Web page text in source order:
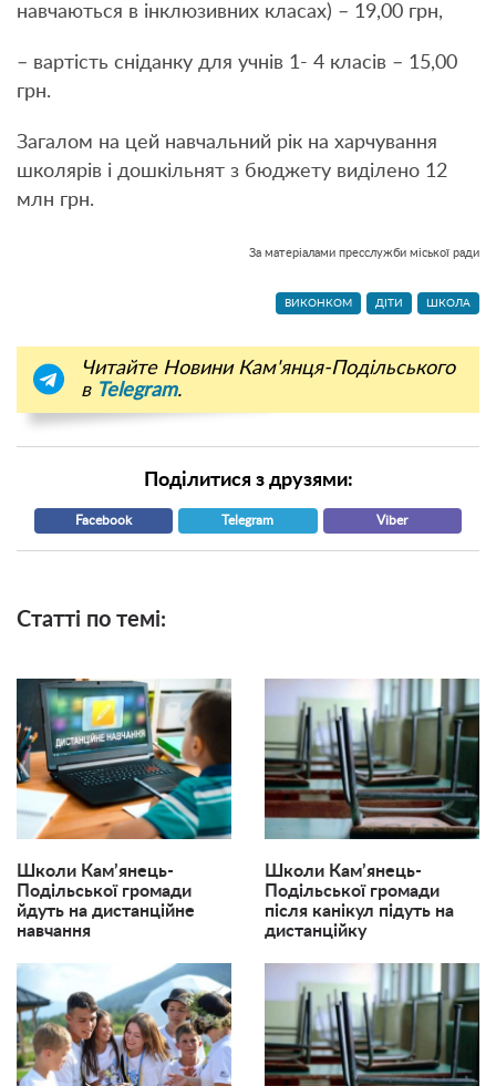
навчаються в інклюзивних класах) – 19,00 грн,
– вартість сніданку для учнів 1- 4 класів – 15,00
грн.
Загалом на цей навчальний рік на харчування
школярів і дошкільнят з бюджету виділено 12
млн грн.
За матеріалами пресслужби міської ради
ВИКОНКОМ ДІТИ ШКОЛА
Читайте Новини Кам'янця-Подільського
в Telegram.
Поділитися з друзями:
Facebook Telegram Viber
Статті по темі:
Школи Кам’янець-
Подільської громади
йдуть на дистанційне
навчання
Школи Кам’янець-
Подільської громади
після канікул підуть на
дистанційку